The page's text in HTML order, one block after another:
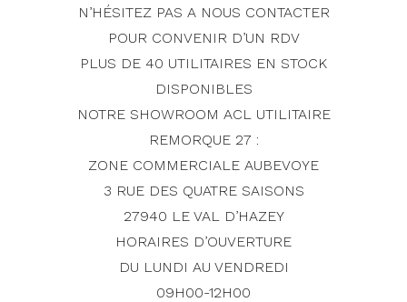
N’HÉSITEZ PAS A NOUS CONTACTER
POUR CONVENIR D’UN RDV
PLUS DE 40 UTILITAIRES EN STOCK
DISPONIBLES
NOTRE SHOWROOM ACL UTILITAIRE
REMORQUE 27 :
ZONE COMMERCIALE AUBEVOYE
3 RUE DES QUATRE SAISONS
27940 LE VAL D’HAZEY
HORAIRES D’OUVERTURE
DU LUNDI AU VENDREDI
09H00-12H00